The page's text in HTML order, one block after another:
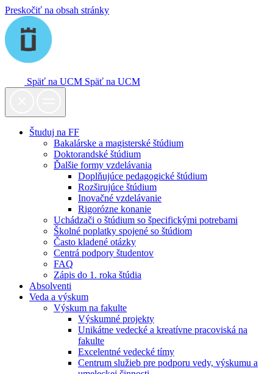
Preskočiť na obsah stránky
Späť na UCM Späť na UCM
Študuj na FF
Bakalárske a magisterské štúdium
Doktorandské štúdium
Ďalšie formy vzdelávania
Doplňujúce pedagogické štúdium
Rozširujúce štúdium
Inovačné vzdelávanie
Rigorózne konanie
Uchádzači o štúdium so špecifickými potrebami
Školné poplatky spojené so štúdiom
Často kladené otázky
Centrá podpory študentov
FAQ
Zápis do 1. roka štúdia
Absolventi
Veda a výskum
Výskum na fakulte
Výskumné projekty
Unikátne vedecké a kreatívne pracoviská na
fakulte
Excelentné vedecké tímy
Centrum služieb pre podporu vedy, výskumu a